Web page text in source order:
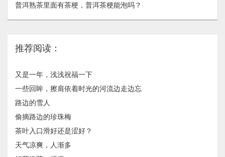
普洱熟茶里面有茶梗，普洱茶梗能泡吗？
推荐阅读：
又是一年，浅浅祝福一下
一些回眸，擦肩依着时光的河流边走边忘
路边的雪人
偷摘路边的珍珠梅
茶叶入口滑好还是涩好？
天气凉爽，人渐多